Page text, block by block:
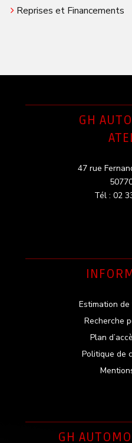
Reprises et Financements
GH
47 rue
Tél : 02
Estimation
Recherche
Plan
Politique de
GH